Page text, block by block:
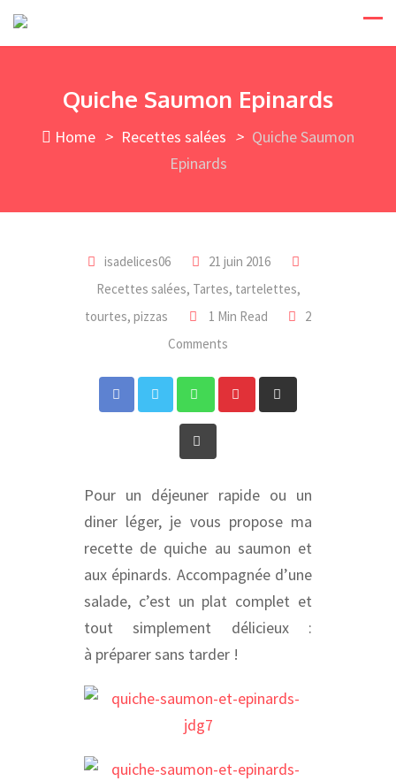
Skip
Quiche Saumon Epinards
Home > Recettes salées > Quiche Saumon
Epinards
isadelices06
21 juin 2016
Recettes salées, Tartes, tartelettes,
tourtes, pizzas
1 Min Read
2
Comments
WhatsappPinterest
via
Pour un déjeuner rapide ou un
diner léger, je vous propose ma
recette de quiche au saumon et
aux épinards. Accompagnée d’une
salade, c’est un plat complet et
tout simplement délicieux :
à préparer sans tarder !